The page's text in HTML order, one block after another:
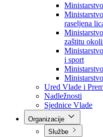
Ministarstva
raseljena
zaštitu
i sport
Ministarstvo
Ured Vlade i
Nadležnosti
Sjednice Vlade